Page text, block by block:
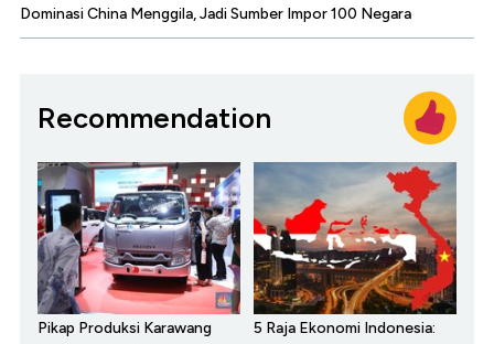
Dominasi China Menggila, Jadi Sumber Impor 100 Negara
Recommendation
Pikap Produksi Karawang
5 Raja Ekonomi Indonesia: